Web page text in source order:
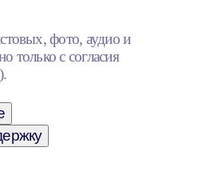
фото, аудио и
только с согласия